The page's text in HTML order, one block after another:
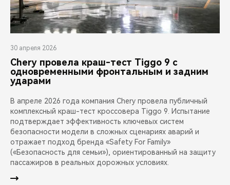
30 апреля 2026
Chery провела краш-тест Tiggo 9 с
одновременными фронтальным и задним
ударами
В апреле 2026 года компания Chery провела публичный
комплексный краш-тест кроссовера Tiggo 9. Испытание
подтверждает эффективность ключевых систем
безопасности модели в сложных сценариях аварий и
отражает подход бренда «Safety For Family»
(«Безопасность для семьи»), ориентированный на защиту
пассажиров в реальных дорожных условиях.